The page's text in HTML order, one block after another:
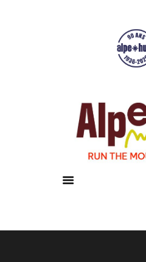
Résultats
Galerie
Infos pratiques